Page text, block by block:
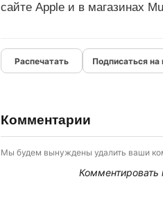
сайте Apple и в магазинах
Подписаться на
Комментарии
Мы будем вынуждены удалить ваши
Комментировать